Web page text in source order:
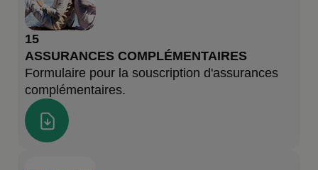
15
ASSURANCES COMPLÉMENTAIRES
Formulaire pour la souscription d'assurances
complémentaires.